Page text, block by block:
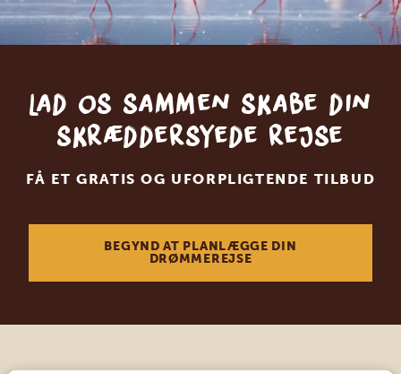
Lad os sammen skabe din
skræddersyede rejse
FÅ ET GRATIS OG UFORPLIGTENDE TILBUD
BEGYND AT PLANLÆGGE DIN
DRØMMEREJSE